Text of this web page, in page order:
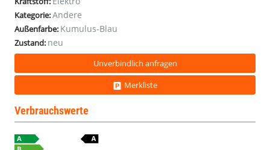
Kategorie:Andere
Außenfarbe: Kumulus-Blau
Zustand: neu
Unverbindlich anfragen
Merkliste
Verbrauchswerte